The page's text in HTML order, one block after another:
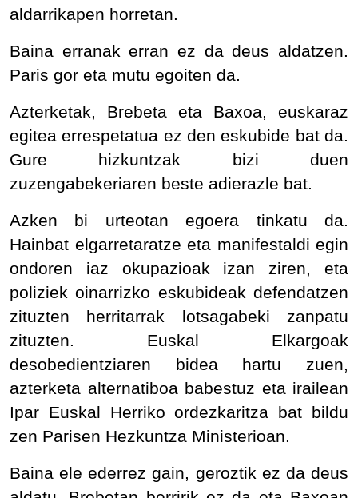
aldarrikapen horretan.
Baina erranak erran ez da deus aldatzen.
Paris gor eta mutu egoiten da.
Azterketak, Brebeta eta Baxoa, euskaraz
egitea errespetatua ez den eskubide bat da.
Gure hizkuntzak bizi duen
zuzengabekeriaren beste adierazle bat.
Azken bi urteotan egoera tinkatu da.
Hainbat elgarretaratze eta manifestaldi egin
ondoren iaz okupazioak izan ziren, eta
poliziek oinarrizko eskubideak defendatzen
zituzten herritarrak lotsagabeki zanpatu
zituzten. Euskal Elkargoak
desobedientziaren bidea hartu zuen,
azterketa alternatiboa babestuz eta irailean
Ipar Euskal Herriko ordezkaritza bat bildu
zen Parisen Hezkuntza Ministerioan.
Baina ele ederrez gain, geroztik ez da deus